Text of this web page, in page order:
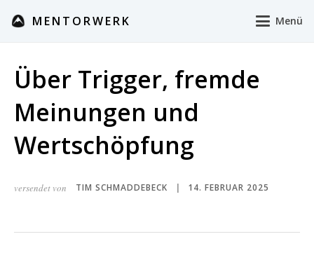
MENTORWERK Menü
Über Trigger, fremde
Meinungen und
Wertschöpfung
versendet von TIM SCHMADDEBECK 14. FEBRUAR 2025